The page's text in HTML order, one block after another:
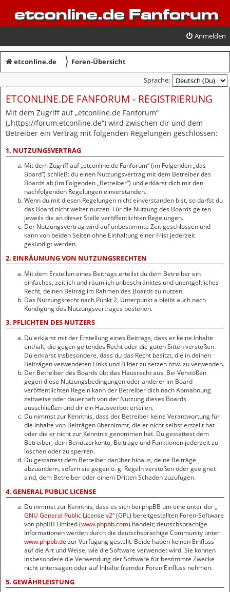
etconline.de Fanforum
Anmelden
etconline.de 〉 Foren-Übersicht
Sprache:
ETCONLINE.DE FANFORUM - REGISTRIERUNG
Mit dem Zugriff auf „etconline.de Fanforum“
(„https://forum.etconline.de“) wird zwischen dir und dem
Betreiber ein Vertrag mit folgenden Regelungen geschlossen:
1. NUTZUNGSVERTRAG
Mit dem Zugriff auf „etconline.de Fanforum“ (im Folgenden „das
Board“) schließt du einen Nutzungsvertrag mit dem Betreiber des
Boards ab (im Folgenden „Betreiber“) und erklärst dich mit den
nachfolgenden Regelungen einverstanden.
Wenn du mit diesen Regelungen nicht einverstanden bist, so darfst du
das Board nicht weiter nutzen. Für die Nutzung des Boards gelten
jeweils die an dieser Stelle veröffentlichten Regelungen.
Der Nutzungsvertrag wird auf unbestimmte Zeit geschlossen und
kann von beiden Seiten ohne Einhaltung einer Frist jederzeit
gekündigt werden.
2. EINRÄUMUNG VON NUTZUNGSRECHTEN
Mit dem Erstellen eines Beitrags erteilst du dem Betreiber ein
einfaches, zeitlich und räumlich unbeschränktes und unentgeltliches
Recht, deinen Beitrag im Rahmen des Boards zu nutzen.
Das Nutzungsrecht nach Punkt 2, Unterpunkt a bleibt auch nach
Kündigung des Nutzungsvertrages bestehen.
3. PFLICHTEN DES NUTZERS
Du erklärst mit der Erstellung eines Beitrags, dass er keine Inhalte
enthält, die gegen geltendes Recht oder die guten Sitten verstoßen.
Du erklärst insbesondere, dass du das Recht besitzt, die in deinen
Beiträgen verwendeten Links und Bilder zu setzen bzw. zu verwenden.
Der Betreiber des Boards übt das Hausrecht aus. Bei Verstößen
gegen diese Nutzungsbedingungen oder anderer im Board
veröffentlichten Regeln kann der Betreiber dich nach Abmahnung
zeitweise oder dauerhaft von der Nutzung dieses Boards
ausschließen und dir ein Hausverbot erteilen.
Du nimmst zur Kenntnis, dass der Betreiber keine Verantwortung für
die Inhalte von Beiträgen übernimmt, die er nicht selbst erstellt hat
oder die er nicht zur Kenntnis genommen hat. Du gestattest dem
Betreiber, dein Benutzerkonto, Beiträge und Funktionen jederzeit zu
löschen oder zu sperren.
Du gestattest dem Betreiber darüber hinaus, deine Beiträge
abzuändern, sofern sie gegen o. g. Regeln verstoßen oder geeignet
sind, dem Betreiber oder einem Dritten Schaden zuzufügen.
4. GENERAL PUBLIC LICENSE
Du nimmst zur Kenntnis, dass es sich bei phpBB um eine unter der „
GNU General Public License v2“ (GPL) bereitgestellten Foren-Software
von phpBB Limited (www.phpbb.com) handelt; deutschsprachige
Informationen werden durch die deutschsprachige Community unter
www.phpbb.de zur Verfügung gestellt. Beide haben keinen Einfluss
auf die Art und Weise, wie die Software verwendet wird. Sie können
insbesondere die Verwendung der Software für bestimmte Zwecke
nicht untersagen oder auf Inhalte fremder Foren Einfluss nehmen.
5. GEWÄHRLEISTUNG